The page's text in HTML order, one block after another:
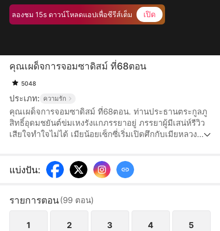
ลองชม 15s ดาวน์โหลดแอปเพื่อซีรีส์เต็ม เปิด
คุณเผด็จการจอมซาดิสม์ ที่68ตอน
5048
ประเภท: ความรัก
คุณเผด็จการจอมซาดิสม์ ที่68ตอน. ท่านประธานตระกูลภู
สิทธิ์อุดมชยันต์ข่มเหงรังแกภรรยาอยู่ ภรรยาผู้มีเสน่ห์รีวิว
เสียใจทำใจไม่ได้ เมียน้อยเซ็กซี่เริ่มเปิดศึกกับเมียหลวง
แบ่งปัน:
รายการตอน(99 ตอน)
1 2 3 4 5